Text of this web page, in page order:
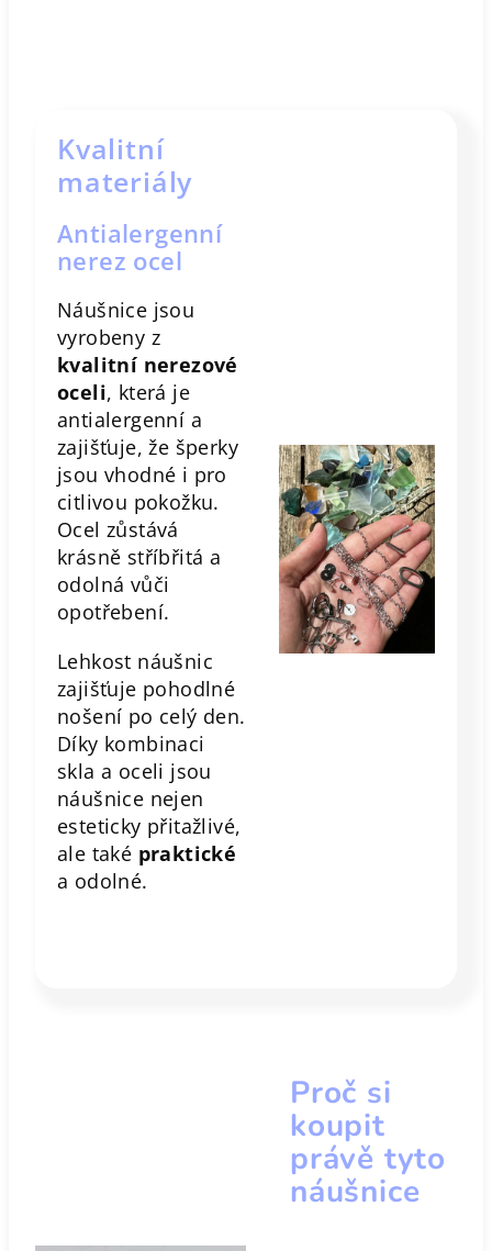
Kvalitní
materiály
Antialergenní
nerez ocel
Náušnice jsou
vyrobeny z
kvalitní nerezové
oceli, která je
antialergenní a
zajišťuje, že šperky
jsou vhodné i pro
citlivou pokožku.
Ocel zůstává
krásně stříbřitá a
odolná vůči
opotřebení.
Lehkost náušnic
zajišťuje pohodlné
nošení po celý den.
Díky kombinaci
skla a oceli jsou
náušnice nejen
esteticky přitažlivé,
ale také praktické
a odolné.
Proč si
koupit
právě tyto
náušnice